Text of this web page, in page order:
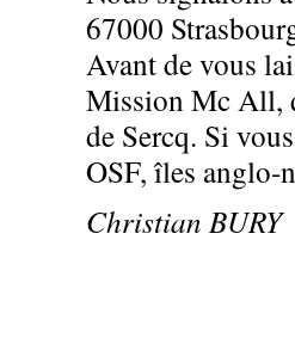
67000
Avant de vous
Mission Mc All,
de Sercq. Si
OSF, îles anglo-
Christian BURY